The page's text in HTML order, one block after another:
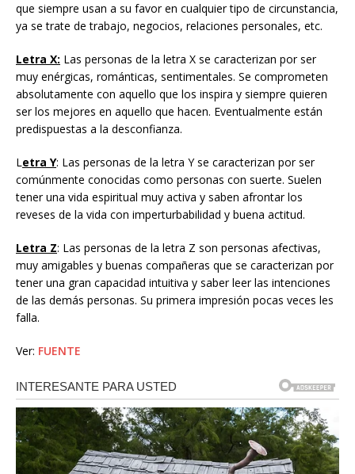
que siempre usan a su favor en cualquier tipo de circunstancia,
ya se trate de trabajo, negocios, relaciones personales, etc.
Letra X: Las personas de la letra X se caracterizan por ser
muy enérgicas, románticas, sentimentales. Se comprometen
absolutamente con aquello que los inspira y siempre quieren
ser los mejores en aquello que hacen. Eventualmente están
predispuestas a la desconfianza.
Letra Y: Las personas de la letra Y se caracterizan por ser
comúnmente conocidas como personas con suerte. Suelen
tener una vida espiritual muy activa y saben afrontar los
reveses de la vida con imperturbabilidad y buena actitud.
Letra Z: Las personas de la letra Z son personas afectivas,
muy amigables y buenas compañeras que se caracterizan por
tener una gran capacidad intuitiva y saber leer las intenciones
de las demás personas. Su primera impresión pocas veces les
falla.
Ver: FUENTE